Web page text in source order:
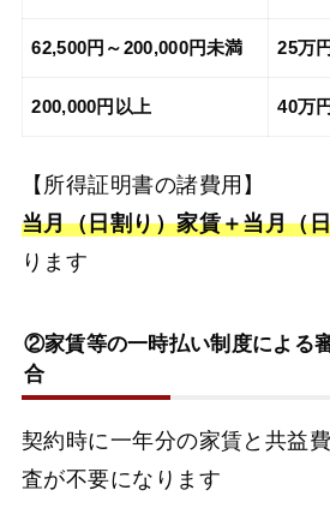
62,500円～200,000円未満 25万
200,000円以上 40万
【所得証明書の諸費用】
当月（日割り）家賃＋当月（
ります
②家賃等の一時払い制度による
合
契約時に一年分の家賃と共益
査が不要になります